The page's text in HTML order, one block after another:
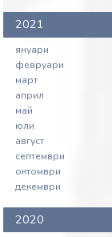
2021
януари
февруари
март
април
май
юли
август
септември
октомври
декември
2020